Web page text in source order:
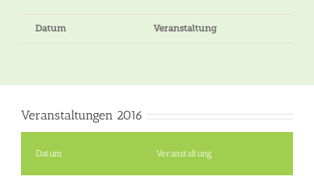
Datum Veranstaltung
Veranstaltungen 2016
Datum Veranstaltung